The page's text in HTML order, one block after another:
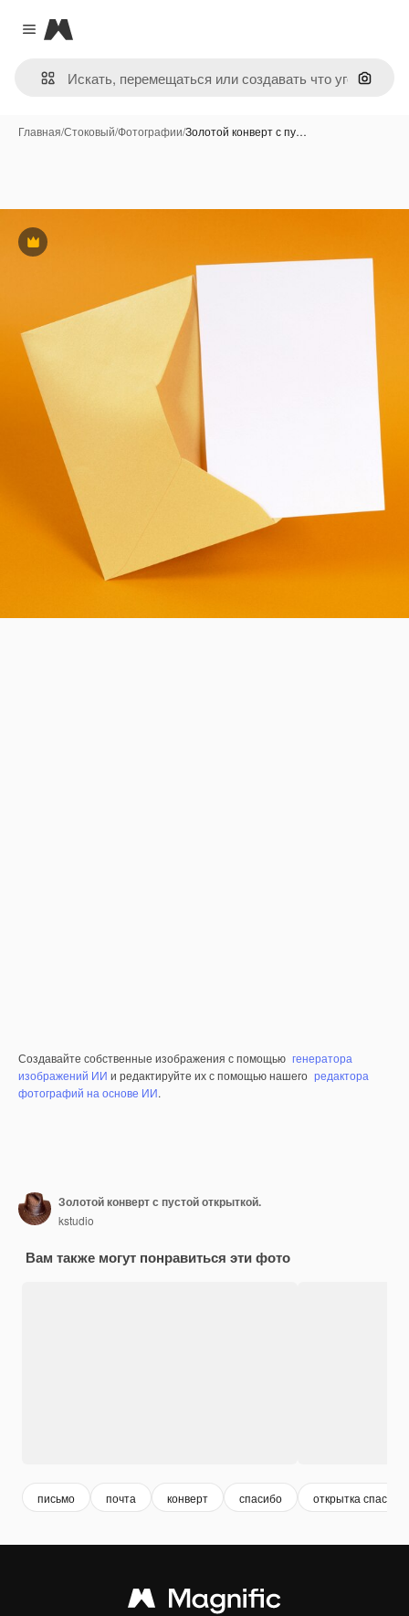
Close menu
Magnific
Поиск
Главная/Стоковый/Фотографии/Золотой конверт с пу…
Премиум
Создавайте собственные изображения с помощью генератора
изображений ИИ и редактируйте их с помощью нашего редактора
фотографий на основе ИИ.
Золотой конверт с пустой открыткой.
kstudio
Вам также могут понравиться эти фото
письмо почта конверт спасибо открытка спасибо